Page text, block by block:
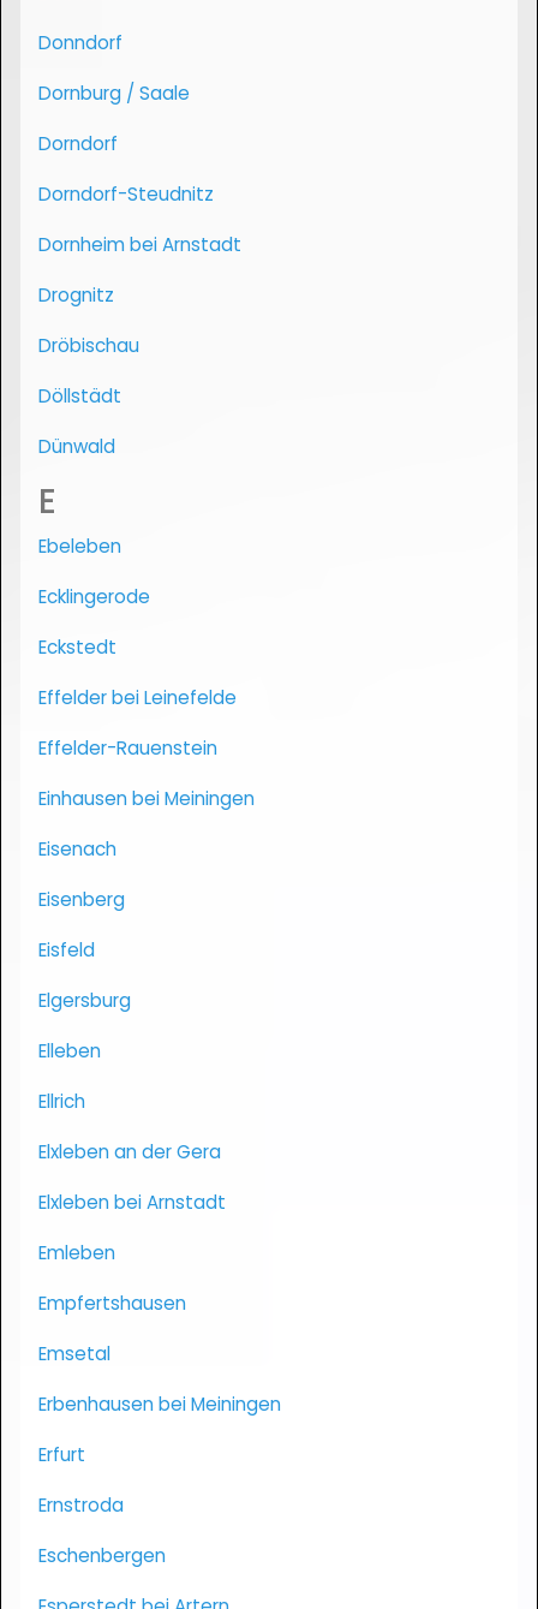
Donndorf
Dornburg / Saale
Dorndorf
Dorndorf-Steudnitz
Dornheim bei Arnstadt
Drognitz
Dröbischau
Döllstädt
Dünwald
E
Ebeleben
Ecklingerode
Eckstedt
Effelder bei Leinefelde
Effelder-Rauenstein
Einhausen bei Meiningen
Eisenach
Eisenberg
Eisfeld
Elgersburg
Elleben
Ellrich
Elxleben an der Gera
Elxleben bei Arnstadt
Emleben
Empfertshausen
Emsetal
Erbenhausen bei Meiningen
Erfurt
Ernstroda
Eschenbergen